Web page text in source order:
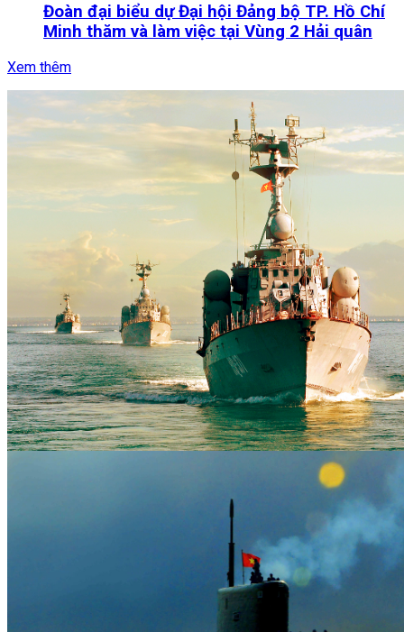
Đoàn đại biểu dự Đại hội Đảng bộ TP. Hồ Chí
Minh thăm và làm việc tại Vùng 2 Hải quân
Xem thêm